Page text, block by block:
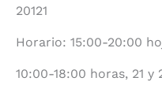
20121
Horario: 15:00-20:00
10:00-18:00 horas, 21 y